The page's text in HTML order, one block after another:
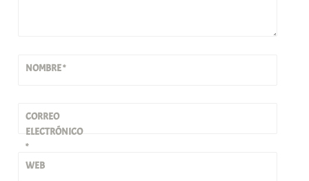
NOMBRE*
CORREO
ELECTRÓNICO
*
WEB